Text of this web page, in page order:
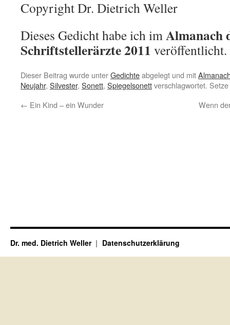
Copyright Dr. Dietrich Weller
Dieses Gedicht habe ich imAlmanach
Schriftstellerärzte 2011 veröffentlicht.
Dieser Beitrag wurde unterGedichteabgelegt und mit
Neujahr, Silvester, Sonett, Spiegelsonettverschlagwortet.
← Ein Kind – ein Wunder Wenn
Dr. med. Dietrich Weller Datenschutzerklärung